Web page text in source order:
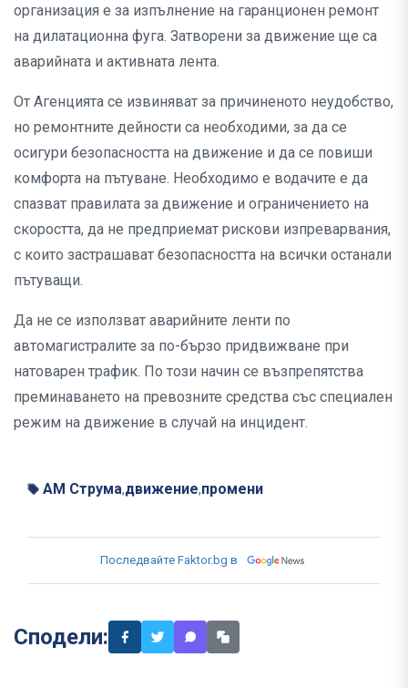
организация е за изпълнение на гаранционен ремонт
на дилатационна фуга. Затворени за движение ще са
аварийната и активната лента.
От Агенцията се извиняват за причиненото неудобство,
но ремонтните дейности са необходими, за да се
осигури безопасността на движение и да се повиши
комфорта на пътуване. Необходимо е водачите е да
спазват правилата за движение и ограничението на
скоростта, да не предприемат рискови изпреварвания,
с които застрашават безопасността на всички останали
пътуващи.
Да не се използват аварийните ленти по
автомагистралите за по-бързо придвижване при
натоварен трафик. По този начин се възпрепятства
преминаването на превозните средства със специален
режим на движение в случай на инцидент.
АМ Струма,движение,промени
Последвайте Faktor.bg в
Сподели: